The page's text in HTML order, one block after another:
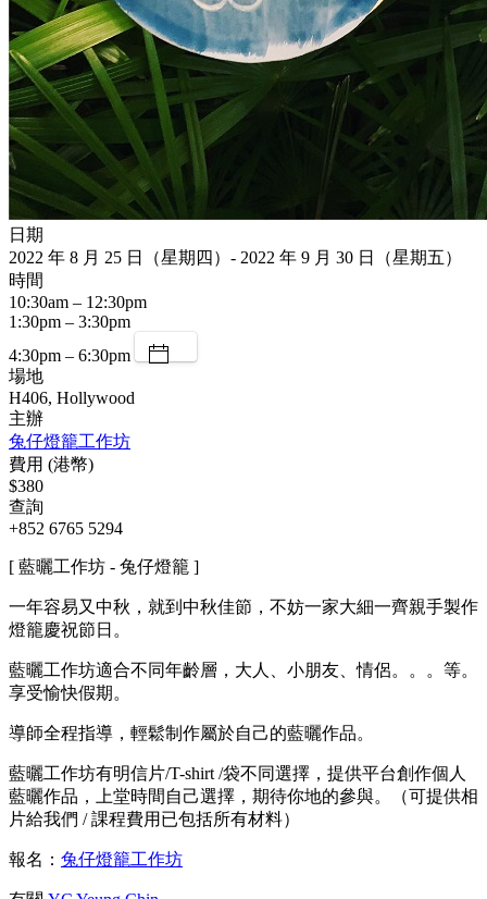
日期
2022 年 8 月 25 日（星期四）- 2022 年 9 月 30 日（星期五）
時間
10:30am – 12:30pm
1:30pm – 3:30pm
4:30pm – 6:30pm
場地
H406, Hollywood
主辦
兔仔燈籠工作坊
費用 (港幣)
$380
查詢
+852 6765 5294
[ 藍曬工作坊 - 兔仔燈籠 ]
一年容易又中秋，就到中秋佳節，不妨一家大細一齊親手製作
燈籠慶祝節日。
藍曬工作坊適合不同年齡層，大人、小朋友、情侶。。。等。
享受愉快假期。
導師全程指導，輕鬆制作屬於自己的藍曬作品。
藍曬工作坊有明信片/T-shirt /袋不同選擇，提供平台創作個人
藍曬作品，上堂時間自己選擇，期待你地的參與。（可提供相
片給我們 / 課程費用已包括所有材料）
報名： 兔仔燈籠工作坊